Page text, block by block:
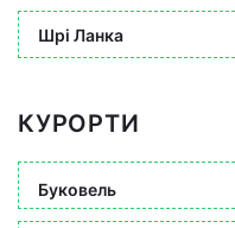
Шрі Ланка
КУРОРТИ
Буковель